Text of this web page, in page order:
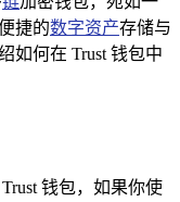
捷的数字资产存储与
如何在 Trust 钱包中
钱包，如果你使